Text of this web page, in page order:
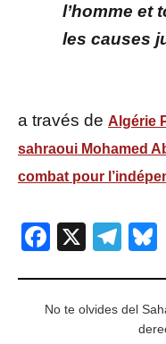
l’homme et
les causes
a través de Algérie
sahraoui Mohamed
combat pour
Facebook
X
No te olvides del